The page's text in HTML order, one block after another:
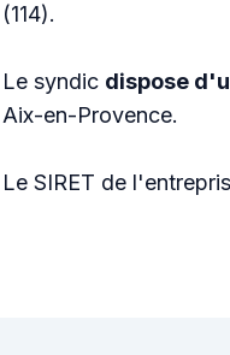
(114).
Le syndic dispose
Aix-en-Provence.
Le SIRET de